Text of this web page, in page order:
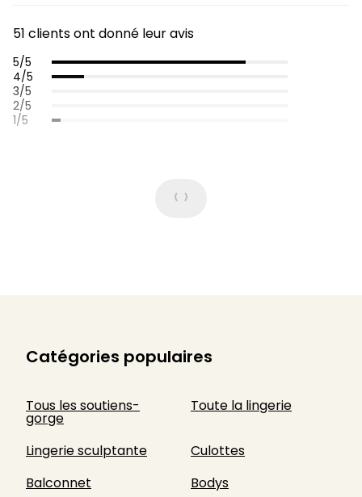
51 clients ont donné leur avis
5/5
4/5
3/5
2/5
1/5
Catégories populaires
Tous les soutiens-
gorge
Toute la lingerie
Lingerie sculptante
Culottes
Balconnet
Bodys